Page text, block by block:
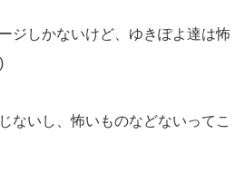
ジしかないけど、ゆきぽよ達は怖
ないし、怖いものなどないってこ